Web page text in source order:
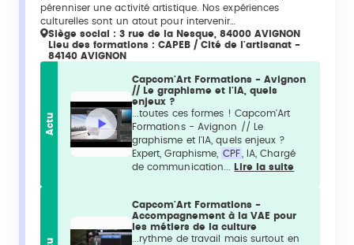
pérenniser une activité artistique. Nos expériences
culturelles sont un atout pour intervenir…
Siège social : 3 rue de la Nesque, 84000 AVIGNON
Lieu des formations : CAPEB / Cité de l'artisanat -
84140 AVIGNON
Actu
Capcom'Art Formations - Avignon
// Le graphisme et l'IA, quels
enjeux ?
...toutes ces formes ! Capcom'Art
Formations - Avignon // Le
graphisme et l'IA, quels enjeux ?
Expert, Graphisme,
CPF
, IA, Chargé
de communication...
Lire la suite
Capcom'Art Formations -
Accompagnement à la VAE pour
les métiers de la culture
...rythme de travail mais surtout en